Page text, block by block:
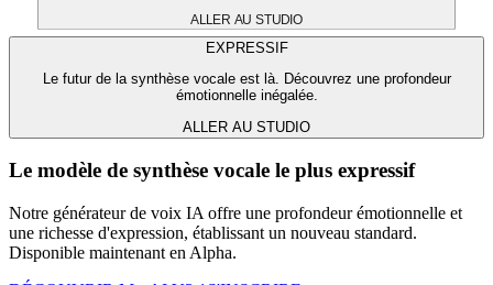
ALLER AU STUDIO
EXPRESSIF
Le futur de la synthèse vocale est là. Découvrez une profondeur
émotionnelle inégalée.
ALLER AU STUDIO
Le modèle de synthèse vocale le plus expressif
Notre générateur de voix IA offre une profondeur émotionnelle et
une richesse d'expression, établissant un nouveau standard.
Disponible maintenant en Alpha.